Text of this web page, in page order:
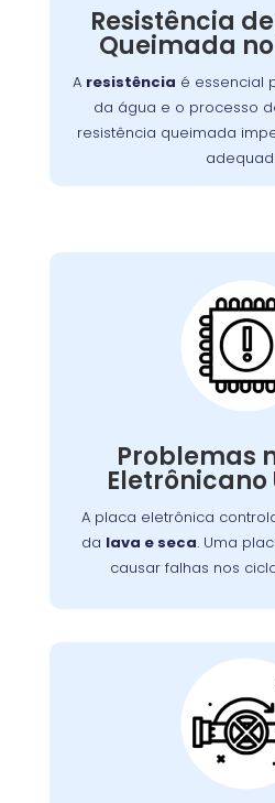
Resistência
Queimada
A resistência é essencial
da água e o processo
resistência queimada
queimada, a máquina
adequadamente. Isso
desgaste, sobrecarga ou
Substituir a
restabelecer a
Problemas
A placa eletrônica
da lava e seca. Uma
causar falhas nos
Placa
A placa eletrônica
. Uma placa danificada
ou na
Problemas
ou picos de energia
comuns. A reparação ou
o controle adequado das
Válvula de
Água
A válvula de entrada